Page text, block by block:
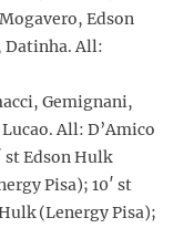
Edson
Datinha. All:
Gemignani,
All: D’Amico
st Edson Hulk
Pisa); 10′ st
(Lenergy Pisa);